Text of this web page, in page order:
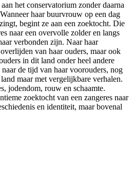
het conservatorium zonder daarna
haar buurvrouw op een dag
begint ze aan een zoektocht. Die
naar een overvolle zolder en langs
verbonden zijn. Naar haar
van haar ouders, maar ook
in dit land onder heel andere
de tijd van haar voorouders, nog
maar met vergelijkbare verhalen.
jodendom, rouw en schaamte.
zoektocht van een zangeres naar
en identiteit, maar bovenal